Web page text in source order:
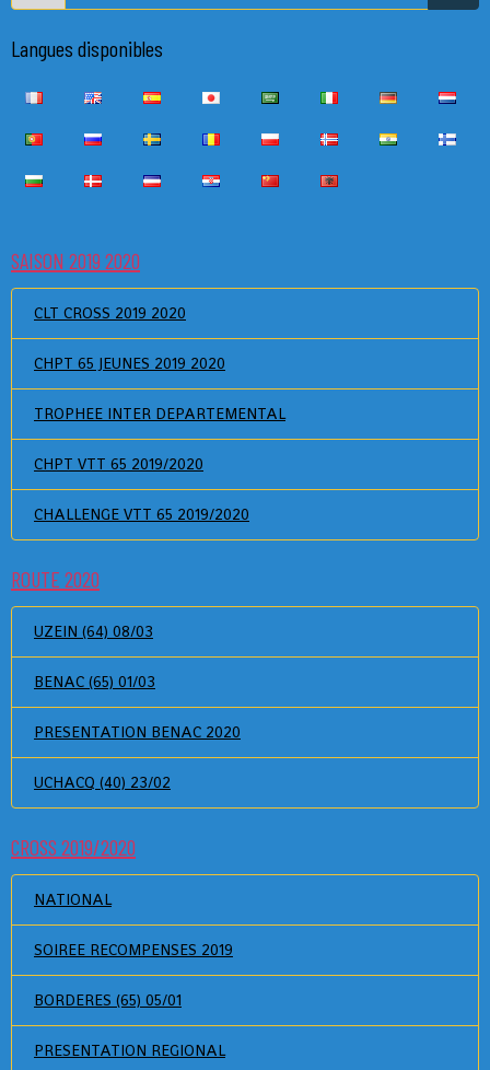
Langues disponibles
SAISON 2019 2020
CLT CROSS 2019 2020
CHPT 65 JEUNES 2019 2020
TROPHEE INTER DEPARTEMENTAL
CHPT VTT 65 2019/2020
CHALLENGE VTT 65 2019/2020
ROUTE 2020
UZEIN (64) 08/03
BENAC (65) 01/03
PRESENTATION BENAC 2020
UCHACQ (40) 23/02
CROSS 2019/2020
NATIONAL
SOIREE RECOMPENSES 2019
BORDERES (65) 05/01
PRESENTATION REGIONAL